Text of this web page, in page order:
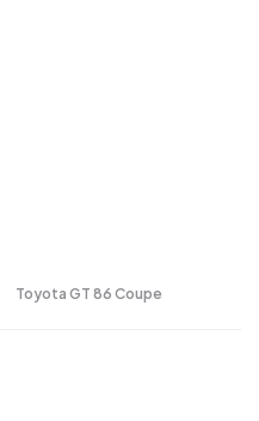
Toyota GT 86 Coupe